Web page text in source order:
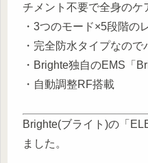
チメント不要で全身のケ
・3つのモード×5段階の
・完全防水タイプなの
・Brighte独自のEMS「
・自動調整RF搭載
Brighte(ブライト)の「
ました。